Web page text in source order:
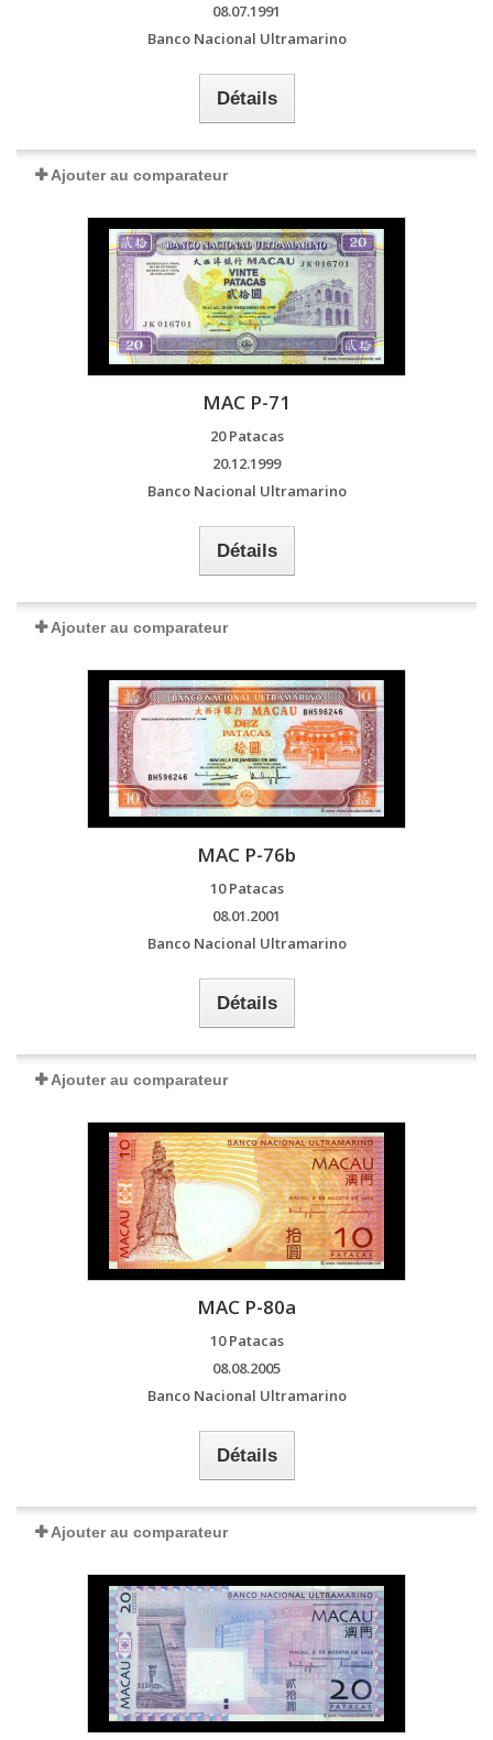
08.07.1991
Banco Nacional Ultramarino
Détails
Ajouter au comparateur
MAC P-71
20 Patacas
20.12.1999
Banco Nacional Ultramarino
Détails
Ajouter au comparateur
MAC P-76b
10 Patacas
08.01.2001
Banco Nacional Ultramarino
Détails
Ajouter au comparateur
MAC P-80a
10 Patacas
08.08.2005
Banco Nacional Ultramarino
Détails
Ajouter au comparateur